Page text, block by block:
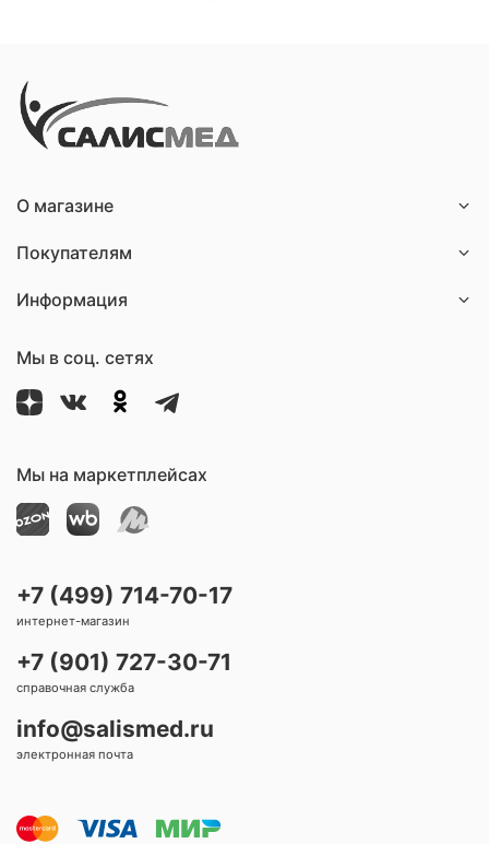
О магазине
Покупателям
Информация
Мы в соц. сетях
Мы на маркетплейсах
+7 (499) 714-70-17
интернет-магазин
+7 (901) 727-30-71
справочная служба
info@salismed.ru
электронная почта